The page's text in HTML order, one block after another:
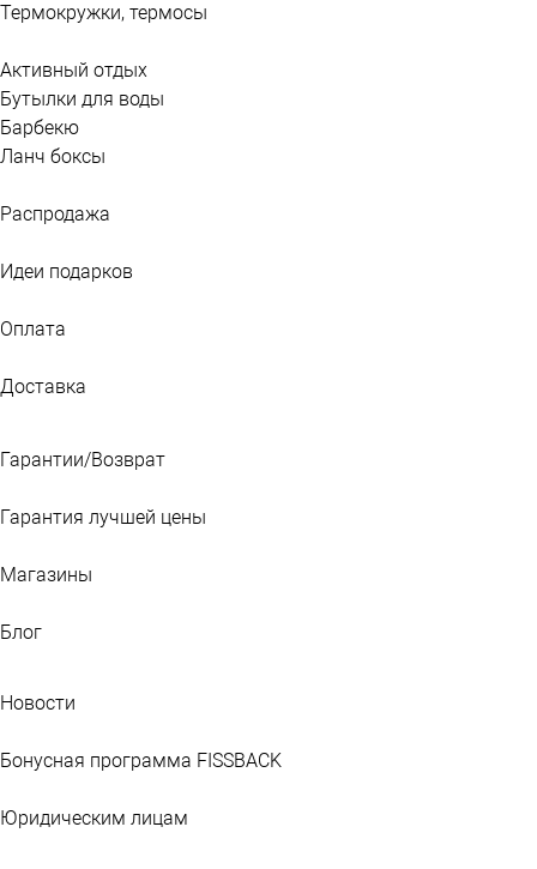
Термокружки, термосы
Активный отдых
Бутылки для воды
Барбекю
Ланч боксы
Распродажа
Идеи подарков
Оплата
Доставка
Гарантии/Возврат
Гарантия лучшей цены
Магазины
Блог
Новости
Бонусная программа FISSBACK
Юридическим лицам